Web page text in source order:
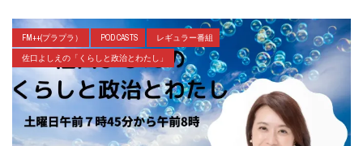
FM++(プラプラ） POD CASTS
レギュラー番組
佐口よしえの「くらしと政治とわたし」